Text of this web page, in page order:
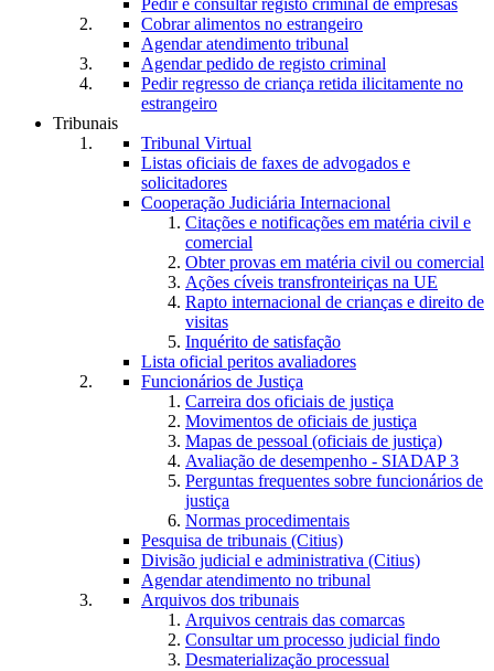
Pedir e consultar registo criminal de empresas
Cobrar alimentos no estrangeiro
Agendar atendimento tribunal
Agendar pedido de registo criminal
Pedir regresso de criança retida ilicitamente no
estrangeiro
Tribunais
Tribunal Virtual
Listas oficiais de faxes de advogados e
solicitadores
Cooperação Judiciária Internacional
Citações e notificações em matéria civil e
comercial
Obter provas em matéria civil ou comercial
Ações cíveis transfronteiriças na UE
Rapto internacional de crianças e direito de
visitas
Inquérito de satisfação
Lista oficial peritos avaliadores
Funcionários de Justiça
Carreira dos oficiais de justiça
Movimentos de oficiais de justiça
Mapas de pessoal (oficiais de justiça)
Avaliação de desempenho - SIADAP 3
Perguntas frequentes sobre funcionários de
justiça
Normas procedimentais
Pesquisa de tribunais (Citius)
Divisão judicial e administrativa (Citius)
Agendar atendimento no tribunal
Arquivos dos tribunais
Arquivos centrais das comarcas
Consultar um processo judicial findo
Desmaterialização processual